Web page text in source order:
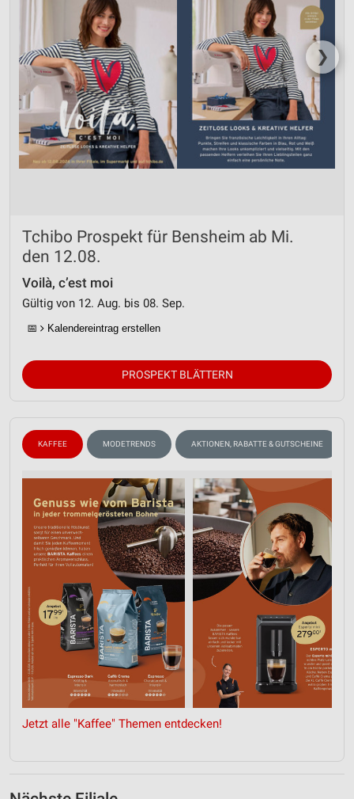
❯
Tchibo Prospekt für Bensheim ab Mi.
den 12.08.
Voilà, c’est moi
Gültig von 12. Aug. bis 08. Sep.
📅 Kalendereintrag erstellen
PROSPEKT BLÄTTERN
KAFFEE MODETRENDS AKTIONEN, RABATTE & GUTSCHEINE
Jetzt alle "Kaffee" Themen entdecken!